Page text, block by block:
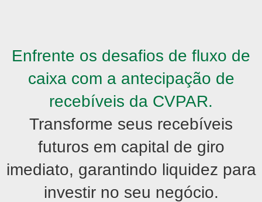
Enfrente os desafios de fluxo de
caixa com a antecipação de
recebíveis da CVPAR.
Transforme seus recebíveis
futuros em capital de giro
imediato, garantindo liquidez para
investir no seu negócio.